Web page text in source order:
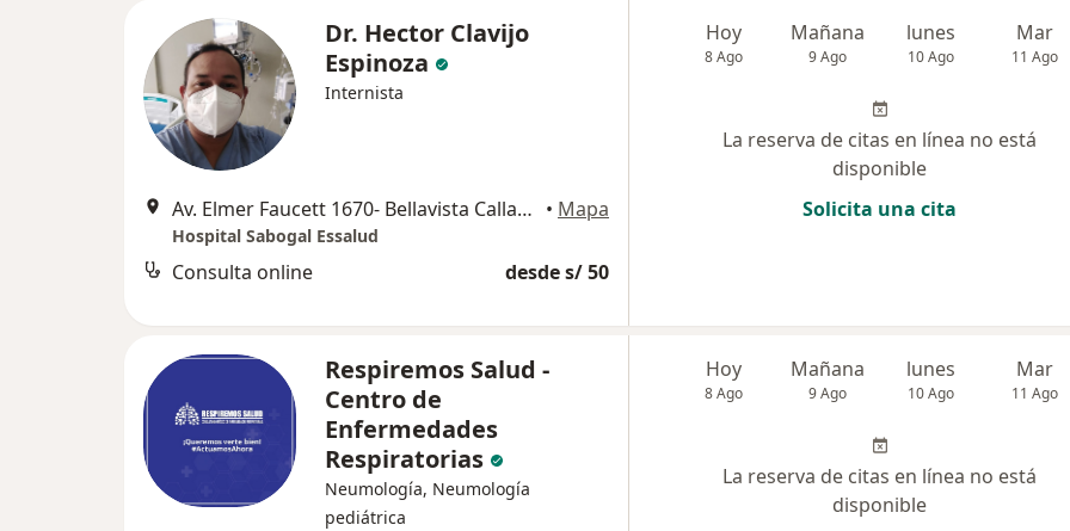
Dr. Hector Clavijo
Espinoza
Internista
Av. Elmer Faucett 1670- Bellavista Callao, Bellavista • Mapa
Hospital Sabogal Essalud
Consulta online desde s/ 50
Hoy
8 Ago
Mañana
9 Ago
lunes
10 Ago
Mar
11 Ago
La reserva de citas en línea no está
disponible
Solicita una cita
Respiremos Salud -
Centro de
Enfermedades
Respiratorias
Neumología, Neumología
pediátrica
Hoy
8 Ago
Mañana
9 Ago
lunes
10 Ago
Mar
11 Ago
La reserva de citas en línea no está
disponible